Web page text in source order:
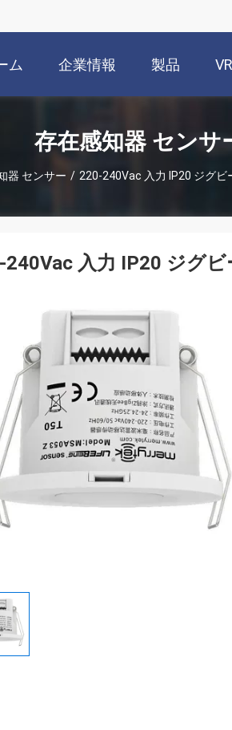
ム 企業情報 製品
存在感知器 センサ
器 センサー / 220-240Vac 入力 IP20 ジグ
240Vac 入力 IP20 ジグ